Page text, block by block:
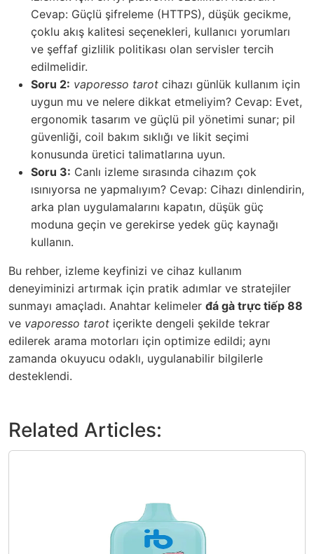
Cevap: Güçlü şifreleme (HTTPS), düşük gecikme,
çoklu akış kalitesi seçenekleri, kullanıcı yorumları
ve şeffaf gizlilik politikası olan servisler tercih
edilmelidir.
Soru 2: vaporesso tarot cihazı günlük kullanım için
uygun mu ve nelere dikkat etmeliyim? Cevap: Evet,
ergonomik tasarım ve güçlü pil yönetimi sunar; pil
güvenliği, coil bakım sıklığı ve likit seçimi
konusunda üretici talimatlarına uyun.
Soru 3: Canlı izleme sırasında cihazım çok
ısınıyorsa ne yapmalıyım? Cevap: Cihazı dinlendirin,
arka plan uygulamalarını kapatın, düşük güç
moduna geçin ve gerekirse yedek güç kaynağı
kullanın.
Bu rehber, izleme keyfinizi ve cihaz kullanım
deneyiminizi artırmak için pratik adımlar ve stratejiler
sunmayı amaçladı. Anahtar kelimeler đá gà trực tiếp 88
ve vaporesso tarot içerikte dengeli şekilde tekrar
edilerek arama motorları için optimize edildi; aynı
zamanda okuyucu odaklı, uygulanabilir bilgilerle
desteklendi.
Related Articles: